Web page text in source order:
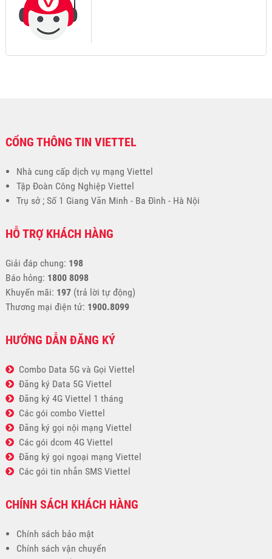
CỔNG THÔNG TIN VIETTEL
Nhà cung cấp dịch vụ mạng Viettel
Tập Đoàn Công Nghiệp Viettel
Trụ sở ; Số 1 Giang Văn Minh - Ba Đình - Hà Nội
HỖ TRỢ KHÁCH HÀNG
Giải đáp chung: 198
Báo hỏng: 1800 8098
Khuyến mãi: 197 (trả lời tự động)
Thương mại điện tử: 1900.8099
HƯỚNG DẪN ĐĂNG KÝ
Combo Data 5G và Gọi Viettel
Đăng ký Data 5G Viettel
Đăng ký 4G Viettel 1 tháng
Các gói combo Viettel
Đăng ký gọi nội mạng Viettel
Các gói dcom 4G Viettel
Đăng ký gọi ngoại mạng Viettel
Các gói tin nhắn SMS Viettel
CHÍNH SÁCH KHÁCH HÀNG
Chính sách bảo mật
Chính sách vận chuyển